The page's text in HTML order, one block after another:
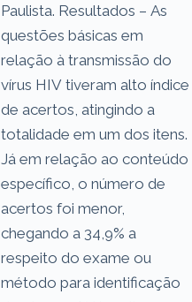
Paulista. Resultados – As
questões básicas em
relação à transmissão do
vírus HIV tiveram alto índice
de acertos, atingindo a
totalidade em um dos itens.
Já em relação ao conteúdo
específico, o número de
acertos foi menor,
chegando a 34,9% a
respeito do exame ou
método para identificação